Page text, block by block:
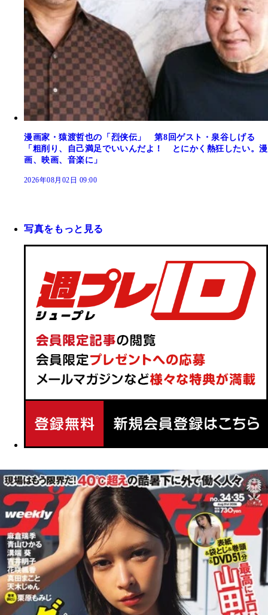
漫画家・猿渡哲也の「烈侠伝」 第8回ゲスト・泉谷しげる
「粗削り、自己満足でいいんだよ！ とにかく熱狂したい。漫
画、映画、音楽に」
2026年08月02日 09:00
写真をもっと見る